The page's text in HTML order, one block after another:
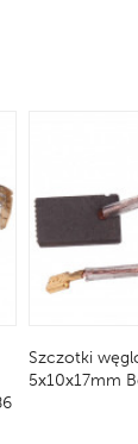
Szczotki
5x10x17mm